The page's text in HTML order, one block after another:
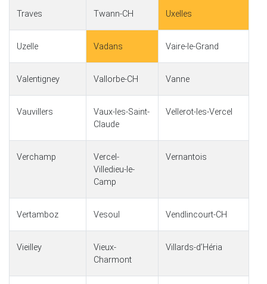
Traves Twann-CH Uxelles
Uzelle Vadans Vaire-le-Grand
Valentigney Vallorbe-CH Vanne
Vauvillers
Vaux-les-Saint-
Claude
Vellerot-les-Vercel
Verchamp
Vercel-
Villedieu-le-
Camp
Vernantois
Vertamboz Vesoul Vendlincourt-CH
Vieilley
Vieux-
Charmont
Villards-dʼHéria